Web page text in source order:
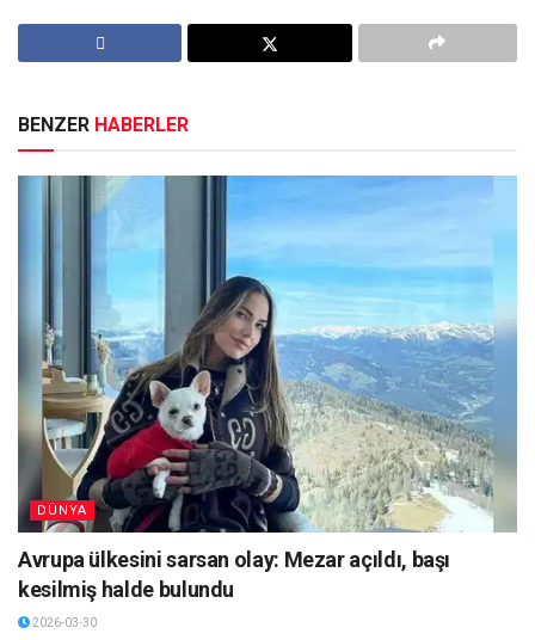
BENZER HABERLER
DÜNYA
Avrupa ülkesini sarsan olay: Mezar açıldı, başı
kesilmiş halde bulundu
2026-03-30